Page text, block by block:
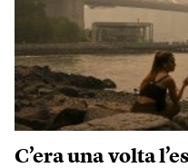
C’era una volta